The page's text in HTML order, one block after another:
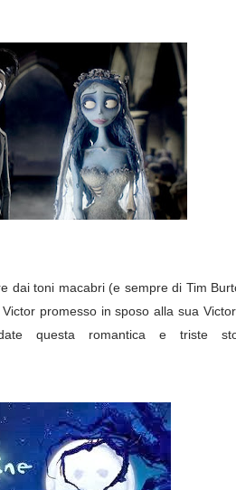
trailer in italiano!
- Storie mai narrate e linee
TV #5 Breaking Bad
anche in Italia
dai toni macabri (e sempre di Tim
promesso in sposo alla sua
questa romantica e triste